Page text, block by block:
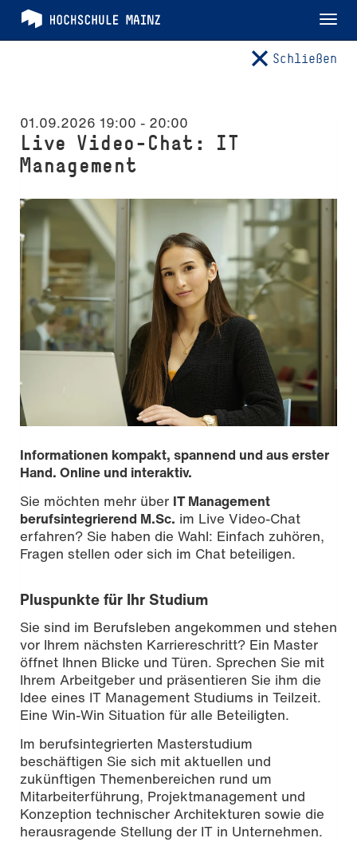
Schließen
01.09.2026 19:00 - 20:00
Live Video-Chat: IT
Management
Bild: gorodenkoff /iStockphoto
Informationen kompakt, spannend und aus erster
Hand. Online und interaktiv.
Sie möchten mehr über IT Management
berufsintegrierend M.Sc. im Live Video-Chat
erfahren? Sie haben die Wahl: Einfach zuhören,
Fragen stellen oder sich im Chat beteiligen.
Pluspunkte für Ihr Studium
Sie sind im Berufsleben angekommen und stehen
vor Ihrem nächsten Karriereschritt? Ein Master
öffnet Ihnen Blicke und Türen. Sprechen Sie mit
Ihrem Arbeitgeber und präsentieren Sie ihm die
Idee eines IT Management Studiums in Teilzeit.
Eine Win-Win Situation für alle Beteiligten.
Im berufsintegrierten Masterstudium
beschäftigen Sie sich mit aktuellen und
zukünftigen Themenbereichen rund um
Mitarbeiterführung, Projektmanagement und
Konzeption technischer Architekturen sowie die
herausragende Stellung der IT in Unternehmen.